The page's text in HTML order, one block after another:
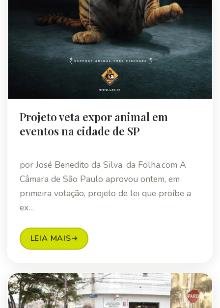
Projeto veta expor animal em
eventos na cidade de SP
por José Benedito da Silva, da Folha.com A
Câmara de São Paulo aprovou ontem, em
primeira votação, projeto de lei que proíbe a
ex…
LEIA MAIS